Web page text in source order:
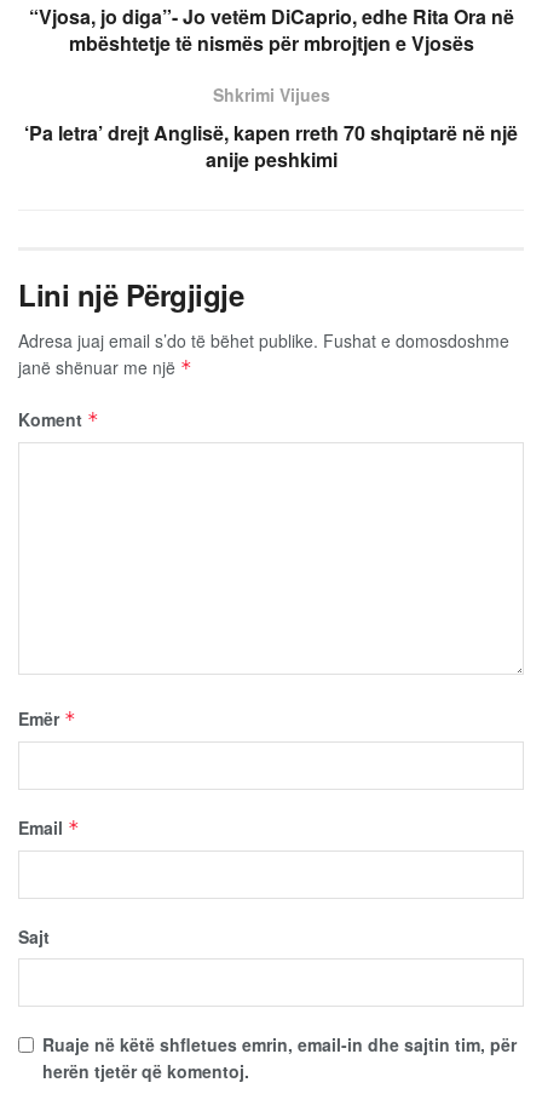
“Vjosa, jo diga”- Jo vetëm DiCaprio, edhe Rita Ora në
mbështetje të nismës për mbrojtjen e Vjosës
Shkrimi Vijues
‘Pa letra’ drejt Anglisë, kapen rreth 70 shqiptarë në një
anije peshkimi
Lini një Përgjigje
Adresa juaj email s’do të bëhet publike. Fushat e domosdoshme
janë shënuar me një *
Koment *
Emër *
Email *
Sajt
Ruaje në këtë shfletues emrin, email-in dhe sajtin tim, për
herën tjetër që komentoj.